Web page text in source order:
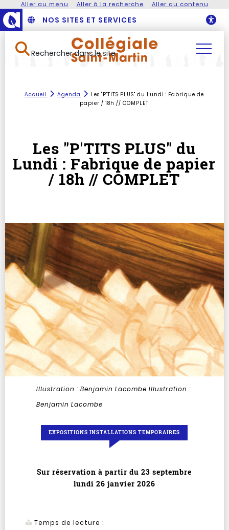
Aller au menu Aller à la recherche Aller au contenu
NOS SITES ET SERVICES
Rechercher dans le site
Accueil Agenda
Les "P'TITS PLUS" du Lundi : Fabrique de
papier / 18h // COMPLET
Les "P'TITS PLUS" du
Lundi : Fabrique de papier
/ 18h // COMPLET
Illustration : Benjamin LacombeIllustration :
Benjamin Lacombe
EXPOSITIONS INSTALLATIONS TEMPORAIRES
Sur réservation à partir du 23 septembre
lundi 26 janvier 2026
Temps de lecture :